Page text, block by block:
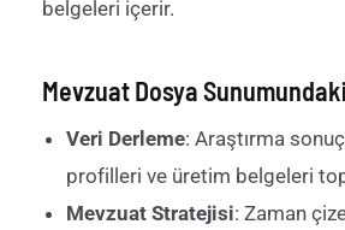
belgeleri içerir.
Mevzuat Dosya
Veri Derleme: Araştırma
profilleri ve üretim belgeleri
Mevzuat Stratejisi: Zaman